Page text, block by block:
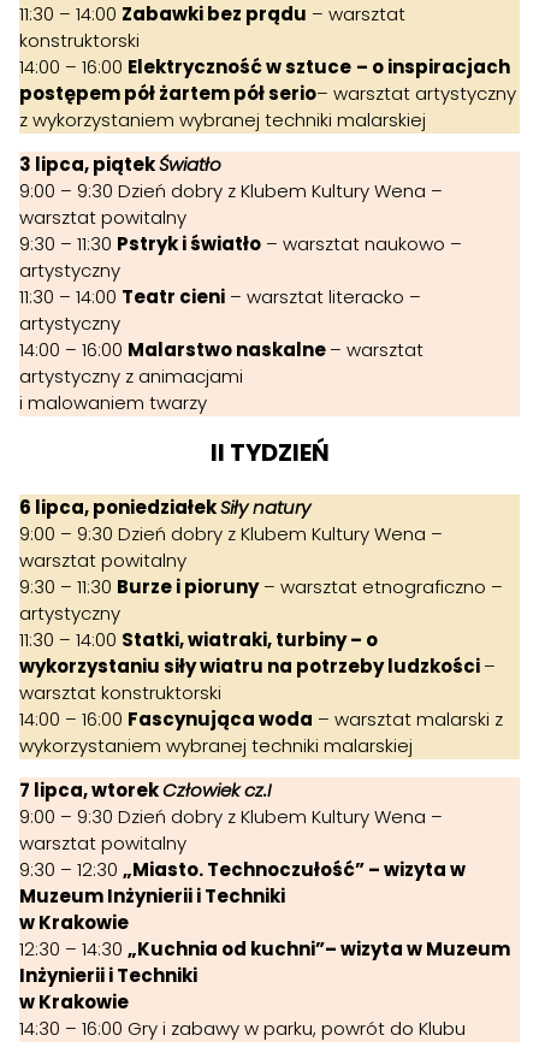
11:30 – 14:00 Zabawki bez prądu – warsztat
konstruktorski
14:00 – 16:00 Elektryczność w sztuce – o inspiracjach
postępem pół żartem pół serio– warsztat artystyczny
z wykorzystaniem wybranej techniki malarskiej
3 lipca, piątekŚwiatło
9:00 – 9:30 Dzień dobry z Klubem Kultury Wena –
warsztat powitalny
9:30 – 11:30 Pstryk i światło – warsztat naukowo –
artystyczny
11:30 – 14:00 Teatr cieni – warsztat literacko –
artystyczny
14:00 – 16:00 Malarstwo naskalne– warsztat
artystyczny z animacjami
i malowaniem twarzy
II TYDZIEŃ
6 lipca, poniedziałekSiły natury
9:00 – 9:30 Dzień dobry z Klubem Kultury Wena –
warsztat powitalny
9:30 – 11:30 Burze i pioruny– warsztat etnograficzno –
artystyczny
11:30 – 14:00 Statki, wiatraki, turbiny – o
wykorzystaniu siły wiatru na potrzeby ludzkości–
warsztat konstruktorski
14:00 – 16:00 Fascynująca woda – warsztat malarski z
wykorzystaniem wybranej techniki malarskiej
7 lipca, wtorekCzłowiekcz.I
9:00 – 9:30 Dzień dobry z Klubem Kultury Wena –
warsztat powitalny
9:30 – 12:30 „Miasto. Technoczułość”– wizyta w
Muzeum Inżynierii i Techniki
w Krakowie
12:30 – 14:30 „Kuchnia od kuchni”– wizytaw Muzeum
Inżynierii i Techniki
w Krakowie
14:30 – 16:00 Gry i zabawy w parku, powrót do Klubu